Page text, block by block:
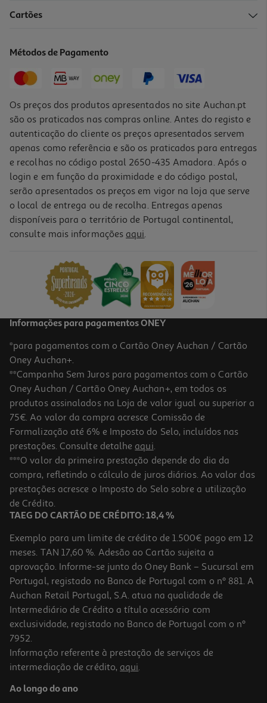
Cartões
Métodos de Pagamento
Os preços dos produtos apresentados no site Auchan.pt
são os praticados nas compras online. Antes do registo e
autenticação do cliente os preços apresentados servem
apenas como referência e são os praticados para entregas
e recolhas no código postal 2650-435 Amadora. Após o
login e em função da proximidade e do código postal,
serão apresentados os preços em vigor na loja que serve
o local de entrega ou de recolha. Entregas apenas
disponíveis para o território de Portugal continental,
consulte mais informações aqui.
Informações para pagamentos ONEY
*para pagamentos com o Cartão Oney Auchan / Cartão
Oney Auchan+.
**Campanha Sem Juros para pagamentos com o Cartão
Oney Auchan / Cartão Oney Auchan+, em todos os
produtos assinalados na Loja de valor igual ou superior a
75€. Ao valor da compra acresce Comissão de
Formalização até 6% e Imposto do Selo, incluídos nas
prestações. Consulte detalhe aqui.
***O valor da primeira prestação depende do dia da
compra, refletindo o cálculo de juros diários. Ao valor das
prestações acresce o Imposto do Selo sobre a utilização
de Crédito.
TAEG DO CARTÃO DE CRÉDITO: 18,4 %
Exemplo para um limite de crédito de 1.500€ pago em 12
meses. TAN 17,60 %. Adesão ao Cartão sujeita a
aprovação. Informe-se junto do Oney Bank – Sucursal em
Portugal, registado no Banco de Portugal com o nº 881. A
Auchan Retail Portugal, S.A. atua na qualidade de
Intermediário de Crédito a título acessório com
exclusividade, registado no Banco de Portugal com o nº
7952.
Informação referente à prestação de serviços de
intermediação de crédito, aqui.
Ao longo do ano